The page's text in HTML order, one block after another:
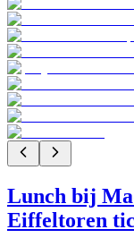
Lunch bij
Eiffeltoren